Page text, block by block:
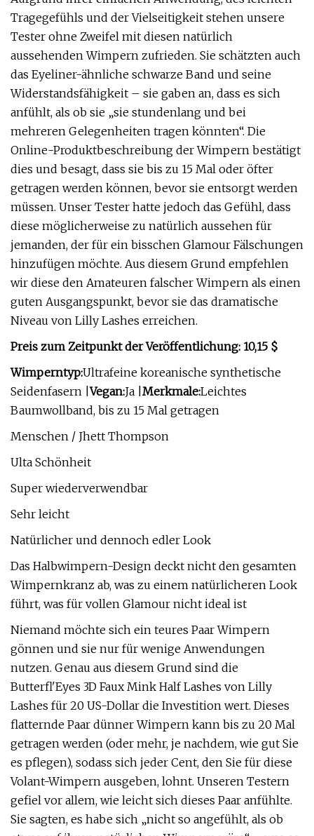
Tragegefühls und der Vielseitigkeit stehen unsere
Tester ohne Zweifel mit diesen natürlich
aussehenden Wimpern zufrieden. Sie schätzten auch
das Eyeliner-ähnliche schwarze Band und seine
Widerstandsfähigkeit – sie gaben an, dass es sich
anfühlt, als ob sie „sie stundenlang und bei
mehreren Gelegenheiten tragen könnten“. Die
Online-Produktbeschreibung der Wimpern bestätigt
dies und besagt, dass sie bis zu 15 Mal oder öfter
getragen werden können, bevor sie entsorgt werden
müssen. Unser Tester hatte jedoch das Gefühl, dass
diese möglicherweise zu natürlich aussehen für
jemanden, der für ein bisschen Glamour Fälschungen
hinzufügen möchte. Aus diesem Grund empfehlen
wir diese den Amateuren falscher Wimpern als einen
guten Ausgangspunkt, bevor sie das dramatische
Niveau von Lilly Lashes erreichen.
Preis zum Zeitpunkt der Veröffentlichung: 10,15 $
Wimperntyp:Ultrafeine koreanische synthetische
Seidenfasern |Vegan:Ja | Merkmale:Leichtes
Baumwollband, bis zu 15 Mal getragen
Menschen / Jhett Thompson
Ulta Schönheit
Super wiederverwendbar
Sehr leicht
Natürlicher und dennoch edler Look
Das Halbwimpern-Design deckt nicht den gesamten
Wimpernkranz ab, was zu einem natürlicheren Look
führt, was für vollen Glamour nicht ideal ist
Niemand möchte sich ein teures Paar Wimpern
gönnen und sie nur für wenige Anwendungen
nutzen. Genau aus diesem Grund sind die
Butterfl'Eyes 3D Faux Mink Half Lashes von Lilly
Lashes für 20 US-Dollar die Investition wert. Dieses
flatternde Paar dünner Wimpern kann bis zu 20 Mal
getragen werden (oder mehr, je nachdem, wie gut Sie
es pflegen), sodass sich jeder Cent, den Sie für diese
Volant-Wimpern ausgeben, lohnt. Unseren Testern
gefiel vor allem, wie leicht sich dieses Paar anfühlte.
Sie sagten, es habe sich „nicht so angefühlt, als ob